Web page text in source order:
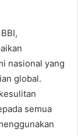
nasional yang
global.
semua